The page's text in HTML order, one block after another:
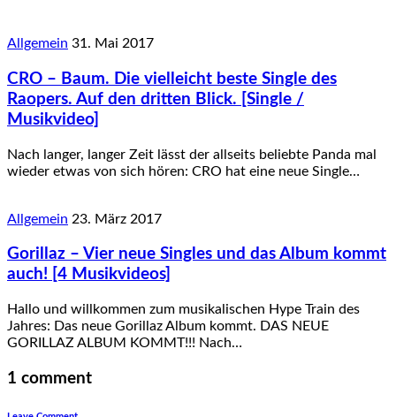
Allgemein 31. Mai 2017
CRO – Baum. Die vielleicht beste Single des
Raopers. Auf den dritten Blick. [Single /
Musikvideo]
Nach langer, langer Zeit lässt der allseits beliebte Panda mal
wieder etwas von sich hören: CRO hat eine neue Single…
Allgemein 23. März 2017
Gorillaz – Vier neue Singles und das Album kommt
auch! [4 Musikvideos]
Hallo und willkommen zum musikalischen Hype Train des
Jahres: Das neue Gorillaz Album kommt. DAS NEUE
GORILLAZ ALBUM KOMMT!!! Nach…
1 comment